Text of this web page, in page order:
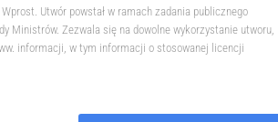
Utwór powstał w ramach zadania publicznego
Ministrów. Zezwala się na dowolne wykorzystanie utworu,
informacji, w tym informacji o stosowanej licencji